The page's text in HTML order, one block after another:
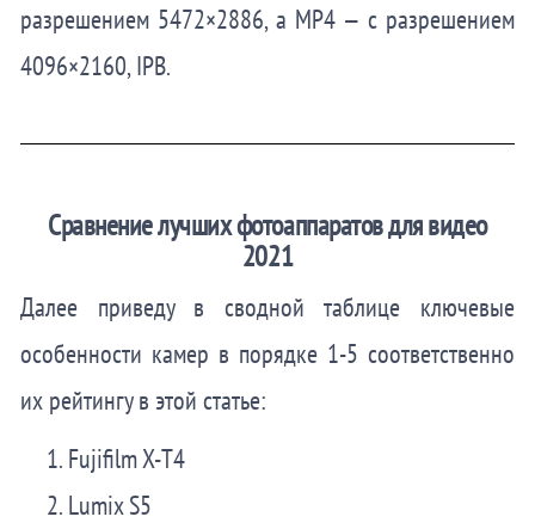
разрешением 5472×2886, а MP4 — с разрешением
4096×2160, IPB.
Сравнение лучших фотоаппаратов для видео
2021
Далее приведу в сводной таблице ключевые
особенности камер в порядке 1-5 соответственно
их рейтингу в этой статье:
Fujifilm X-T4
Lumix S5